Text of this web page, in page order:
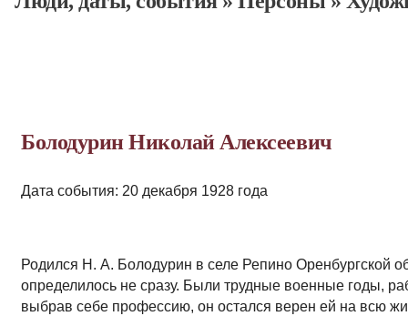
Болодурин Николай Алексеевич
Дата события: 20 декабря 1928 года
Родился Н. А. Болодурин в селе Репино Орен­бургской
определилось не сразу. Были трудные военные годы,
выбрав себе профессию, он остался верен ей на всю